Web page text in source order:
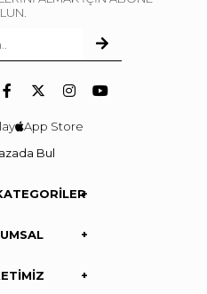
App Store
Bul